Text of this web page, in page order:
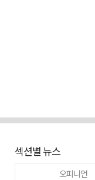
섹션별 뉴스
오피니언